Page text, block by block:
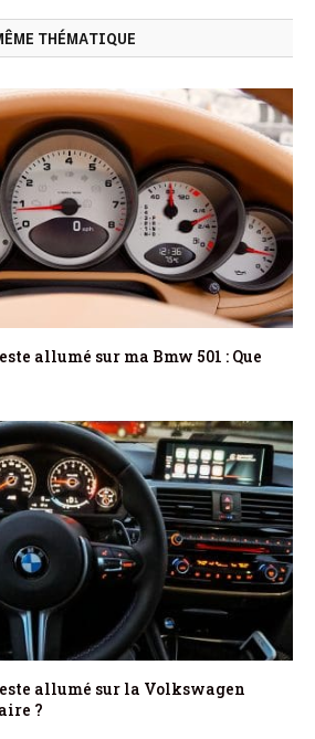
THÉMATIQUE
allumé sur ma Bmw 501 : Que
allumé sur la Volkswagen
?